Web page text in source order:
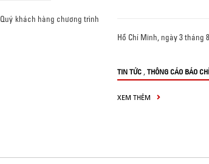
khách hàng chương trình
Hồ Chí Minh, ngày 3 tháng
TIN TỨC , THÔNG CÁO BÁO CHÍ
XEM THÊM